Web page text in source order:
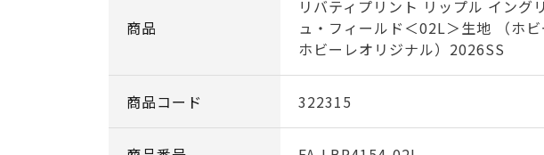
商品
リバティプリント リップル イング
ュ・フィールド＜02L＞生地 （ホビ
ホビーレオリジナル）2026SS
商品コード 322315